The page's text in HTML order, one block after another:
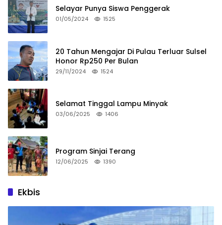
Selayar Punya Siswa Penggerak
01/05/2024 1525
20 Tahun Mengajar Di Pulau Terluar Sulsel
Honor Rp250 Per Bulan
29/11/2024 1524
Selamat Tinggal Lampu Minyak
03/06/2025 1406
Program Sinjai Terang
12/06/2025 1390
Ekbis